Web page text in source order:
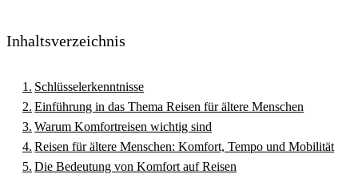
Inhaltsverzeichnis
Schlüsselerkenntnisse
Einführung in das Thema Reisen für ältere Menschen
Warum Komfortreisen wichtig sind
Reisen für ältere Menschen: Komfort, Tempo und Mobilität
Die Bedeutung von Komfort auf Reisen